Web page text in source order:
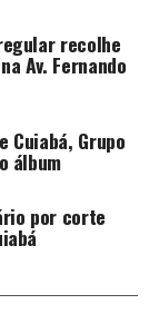
DESTAQUE
recolhe
Av. Fernando
Cuiabá, Grupo
álbum
por corte